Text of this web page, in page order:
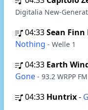
Digitalia New-
04:33Sean
Nothing - Welle 1
04:33 Earth
Gone - 93.2 WRPP FM
04:33 Huntrix-